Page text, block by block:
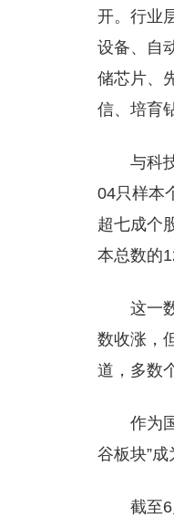
开。行业
设备、自
储芯片、
信、培育
与科
04只样本
超七成个
本总数的
这一
数收涨，
道，多数
作为
谷板块”
截至